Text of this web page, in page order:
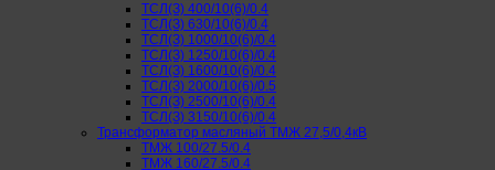
ТСЛ(З) 400/10(6)/0.4
ТСЛ(З) 630/10(6)/0.4
ТСЛ(З) 1000/10(6)/0.4
ТСЛ(З) 1250/10(6)/0.4
ТСЛ(З) 1600/10(6)/0.4
ТСЛ(З) 2000/10(6)/0.5
ТСЛ(З) 2500/10(6)/0.4
ТСЛ(З) 3150/10(6)/0.4
Трансформатор масляный ТМЖ 27,5/0,4кВ
ТМЖ 100/27.5/0.4
ТМЖ 160/27.5/0.4